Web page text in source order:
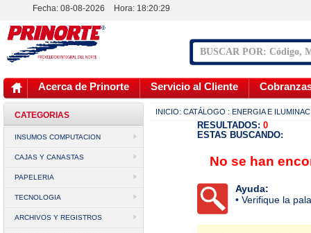
Fecha: 08-08-2026 Hora: 18:20:29
Acerca de Prinorte Servicio al Cliente
CATEGORIAS
INSUMOS COMPUTACION
CAJAS Y CANASTAS
PAPELERIA
TECNOLOGIA
ARCHIVOS Y REGISTROS
INICIO: CATÁLOGO : ENERGIA E
RESULTADOS: 0
ESTAS BUSCANDO:
No se han
Ayuda:
• Verifique la